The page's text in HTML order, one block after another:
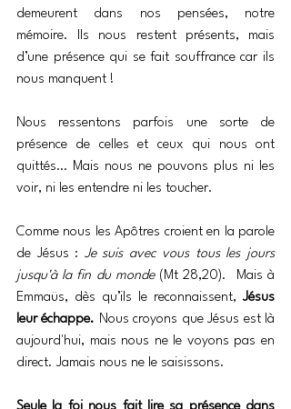
demeurent dans nos pensées, notre
mémoire. Ils nous restent présents, mais
d’une présence qui se fait souffrance car ils
nous manquent !
Nous ressentons parfois une sorte de
présence de celles et ceux qui nous ont
quittés… Mais nous ne pouvons plus ni les
voir, ni les entendre ni les toucher.
Comme nous les Apôtres croient en la parole
de Jésus : Je suis avec vous tous les jours
jusqu'à la fin du monde (Mt 28,20).
Mais à
Emmaüs, dès qu’ils le reconnaissent, Jésus
leur échappe. Nous croyons que Jésus est là
aujourd'hui, mais nous ne le voyons pas en
direct. Jamais nous ne le saisissons.